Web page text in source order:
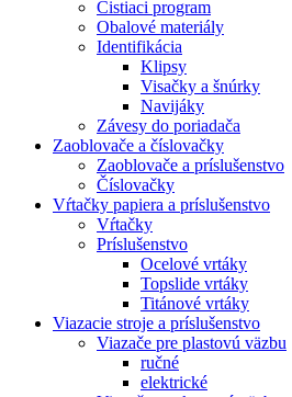
Čistiaci program
Obalové materiály
Identifikácia
Klipsy
Visačky a šnúrky
Navijáky
Závesy do poriadača
Zaoblovače a číslovačky
Zaoblovače a príslušenstvo
Číslovačky
Vŕtačky papiera a príslušenstvo
Vŕtačky
Príslušenstvo
Ocelové vrtáky
Topslide vrtáky
Titánové vrtáky
Viazacie stroje a príslušenstvo
Viazače pre plastovú väzbu
ručné
elektrické